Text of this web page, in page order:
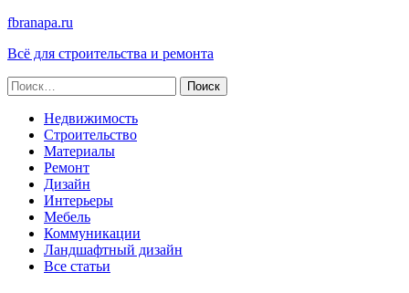
fbranapa.ru
Всё для строительства и ремонта
Найти:
Недвижимость
Строительство
Материалы
Ремонт
Дизайн
Интерьеры
Мебель
Коммуникации
Ландшафтный дизайн
Все статьи